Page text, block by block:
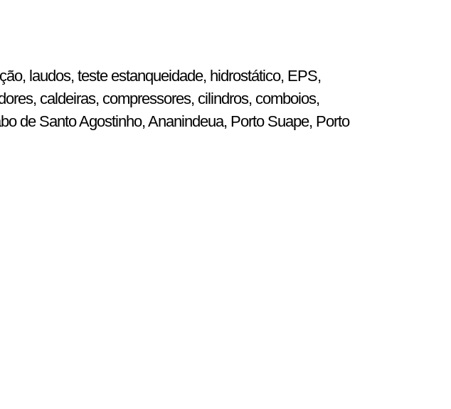
laudos, teste estanqueidade, hidrostático, EPS,
caldeiras, compressores, cilindros, comboios,
de Santo Agostinho, Ananindeua, Porto Suape, Porto